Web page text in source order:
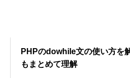
PHPのdowhile文の使い方を
もまとめて理解